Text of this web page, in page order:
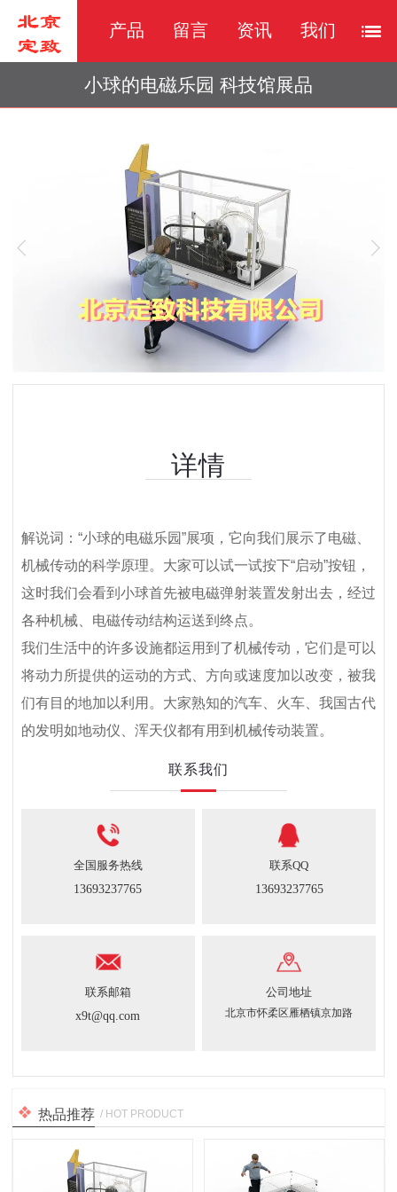
产品 留言 资讯 我们
小球的电磁乐园 科技馆展品
详情
解说词：“小球的电磁乐园”展项，它向我们展示了电磁、
机械传动的科学原理。大家可以试一试按下“启动”按钮，
这时我们会看到小球首先被电磁弹射装置发射出去，经过
各种机械、电磁传动结构运送到终点。
我们生活中的许多设施都运用到了机械传动，它们是可以
将动力所提供的运动的方式、方向或速度加以改变，被我
们有目的地加以利用。大家熟知的汽车、火车、我国古代
的发明如地动仪、浑天仪都有用到机械传动装置。
联系我们
全国服务热线
13693237765
联系QQ
13693237765
联系邮箱
x9t@qq.com
公司地址
北京市怀柔区雁栖镇京加路
热品推荐 / HOT PRODUCT